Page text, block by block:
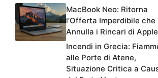
MacBook Neo: Ritorna
l’Offerta Imperdibile che
Annulla i Rincari di Apple
Incendi in Grecia:
alle Porte di Atene,
Situazione Critica a